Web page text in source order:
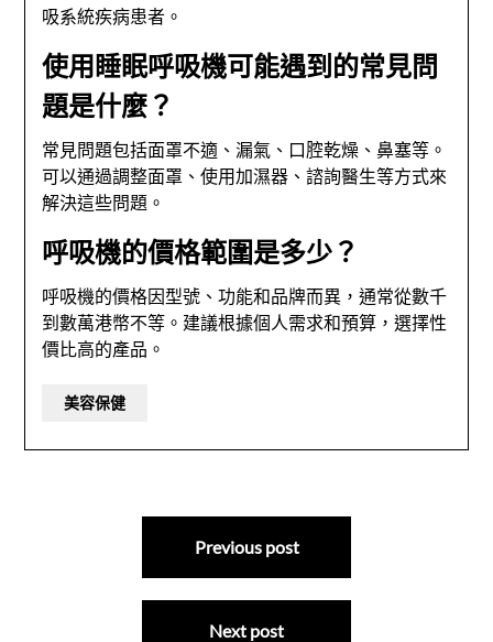
吸系統疾病患者。
使用睡眠呼吸機可能遇到的常見問
題是什麼？
常見問題包括面罩不適、漏氣、口腔乾燥、鼻塞等。
可以通過調整面罩、使用加濕器、諮詢醫生等方式來
解決這些問題。
呼吸機的價格範圍是多少？
呼吸機的價格因型號、功能和品牌而異，通常從數千
到數萬港幣不等。建議根據個人需求和預算，選擇性
價比高的產品。
美容保健
Previous post
Next post